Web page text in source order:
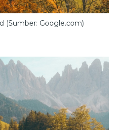
(Sumber: Google.com)